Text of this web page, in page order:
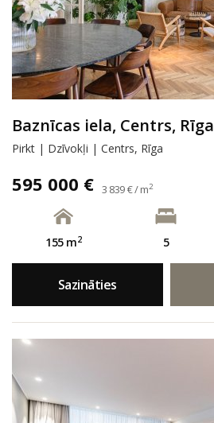
Baznīcas iela, Centrs, Rīga
Pirkt | Dzīvokļi | Centrs, Rīga
595 000 € 3 839 € / m2
155 m2 5
Sazināties